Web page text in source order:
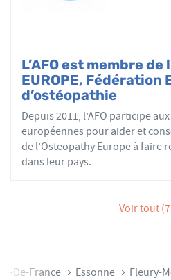
L’AFO est membre de
EUROPE, Fédération
d’ostéopathie
Depuis 2011, l’AFO participe
européennes pour aider et
de l’Osteopathy Europe à faire
dans leur pays.
Voir tout
De-France Essonne Fleury-